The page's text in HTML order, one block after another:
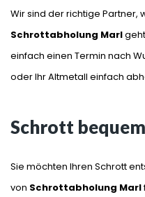
Wir sind der richtige Partner,
Schrottabholung Marl
einfach einen Termin nach
oder Ihr Altmetall einfach
Schrott
Sie möchten Ihren Schrott
von Schrottabholung Marl